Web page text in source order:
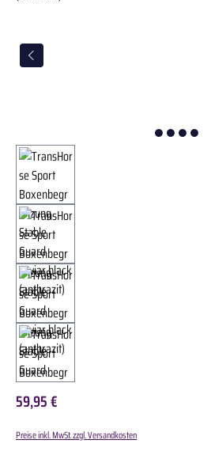
59,95 €
Preise inkl. MwSt. zzgl. Versandkosten